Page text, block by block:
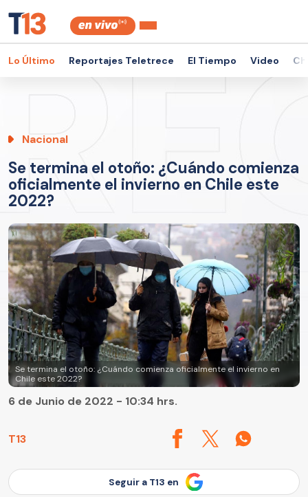
Lo Último Reportajes Teletrece El Tiempo Video
Nacional
Se termina el otoño: ¿Cuándo comienza
oficialmente el invierno en Chile este
2022?
Se termina el otoño: ¿Cuándo comienza oficialmente el invierno en
Chile este 2022?
T13
6 de Junio de 2022 - 10:34 hrs.
Seguir a T13 en